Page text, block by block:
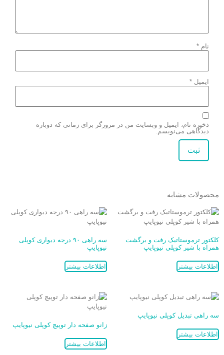
نام *
ایمیل *
ذخیره نام، ایمیل و وبسایت من در مرورگر برای زمانی که دوباره
دیدگاهی می‌نویسم.
محصولات مشابه
کلکتور ترموستاتیک رفت و برگشت
همراه با شیر کوپلی نیوپایپ
اطلاعات بیشتر
سه راهی ۹۰ درجه دیواری کوپلی
نیوپایپ
اطلاعات بیشتر
سه راهی تبدیل کوپلی نیوپایپ
اطلاعات بیشتر
زانو صفحه دار توپیچ کوپلی نیوپایپ
اطلاعات بیشتر